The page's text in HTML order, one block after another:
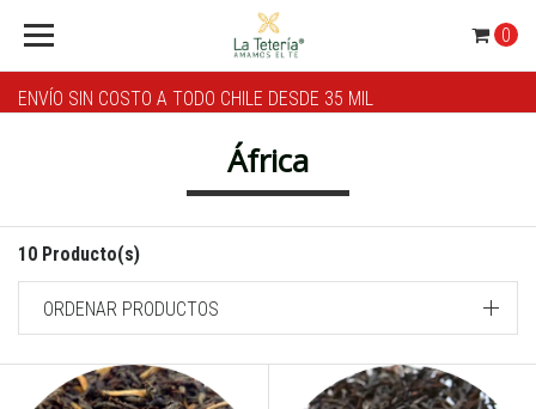
ENVÍO SIN COSTO A TODO CHILE DESDE 35 MIL
0
África
10 Producto(s)
ORDENAR PRODUCTOS